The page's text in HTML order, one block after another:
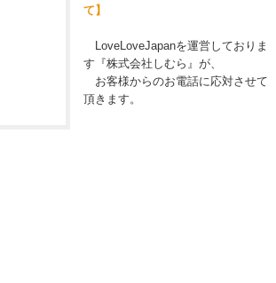
て】
LoveLoveJapanを運営しておりま
す『株式会社しむら』が、
お客様からのお電話に応対させて
頂きます。